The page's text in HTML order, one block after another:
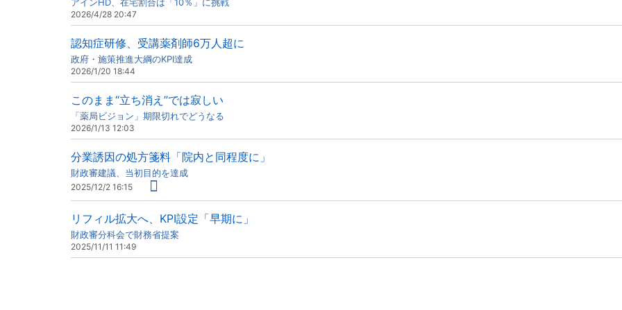
アインHD、在宅割合は「10％」に挑戦
2026/4/28 20:47
認知症研修、受講薬剤師6万人超に
政府・施策推進大綱のKPI達成
2026/1/20 18:44
このまま“立ち消え”では寂しい
「薬局ビジョン」期限切れでどうなる
2026/1/13 12:03
分業誘因の処方箋料「院内と同程度に」
財政審建議、当初目的を達成
2025/12/2 16:15
リフィル拡大へ、KPI設定「早期に」
財政審分科会で財務省提案
2025/11/11 11:49